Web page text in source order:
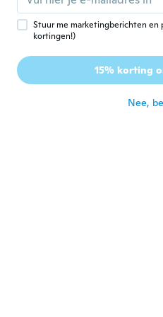
Elliott
Lid geworden van
Stuur me marketingberichten en
kortingen!)
15% korting
Nee,